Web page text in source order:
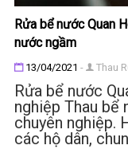
Rửa bể nước Quan
nước ngầm
Đăng ngày
13/04/2021 - Thau
Rửa bể nước
nghiệp Thau bể
chuyên nghiệp.
các hộ dân,